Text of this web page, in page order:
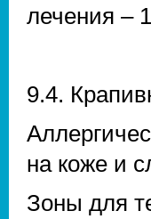
лечения –
9.4.
на коже и
Зоны для